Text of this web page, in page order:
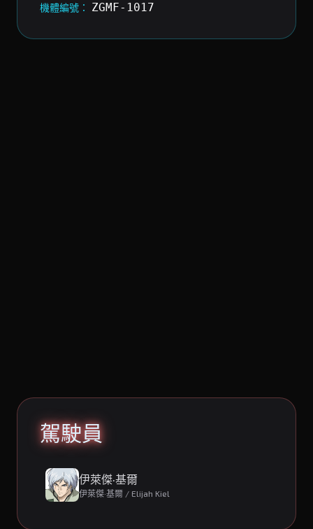
機體編號： ZGMF-1017
駕駛員
伊萊傑·基爾
伊萊傑·基爾 / Elijah Kiel